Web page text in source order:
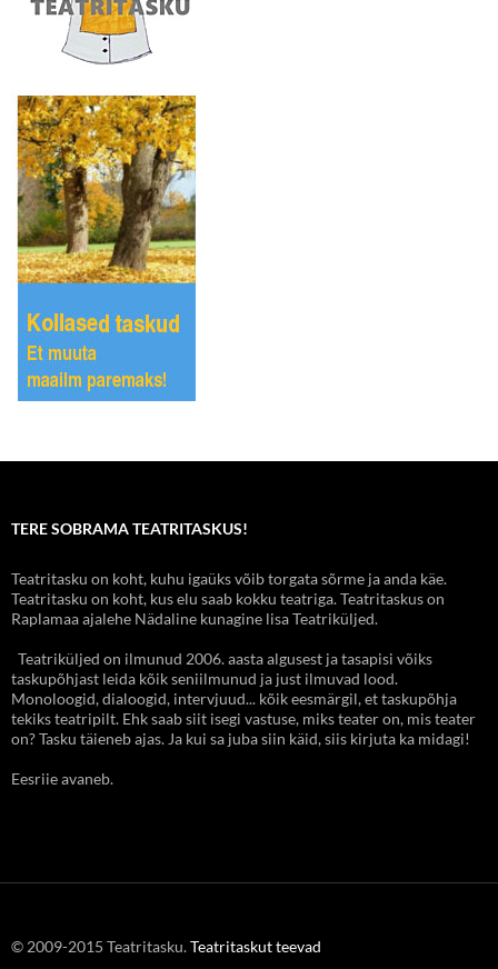
TERE SOBRAMA TEATRITASKUS!
Teatritasku on koht, kuhu igaüks võib torgata sõrme ja anda käe.
Teatritasku on koht, kus elu saab kokku teatriga. Teatritaskus on
Raplamaa ajalehe Nädaline kunagine lisa Teatriküljed.
Teatriküljed on ilmunud 2006. aasta algusest ja tasapisi võiks
taskupõhjast leida kõik seniilmunud ja just ilmuvad lood.
Monoloogid, dialoogid, intervjuud... kõik eesmärgil, et taskupõhja
tekiks teatripilt. Ehk saab siit isegi vastuse, miks teater on, mis teater
on? Tasku täieneb ajas. Ja kui sa juba siin käid, siis kirjuta ka midagi!
Eesriie avaneb.
© 2009-2015 Teatritasku.Teatritaskut teevad